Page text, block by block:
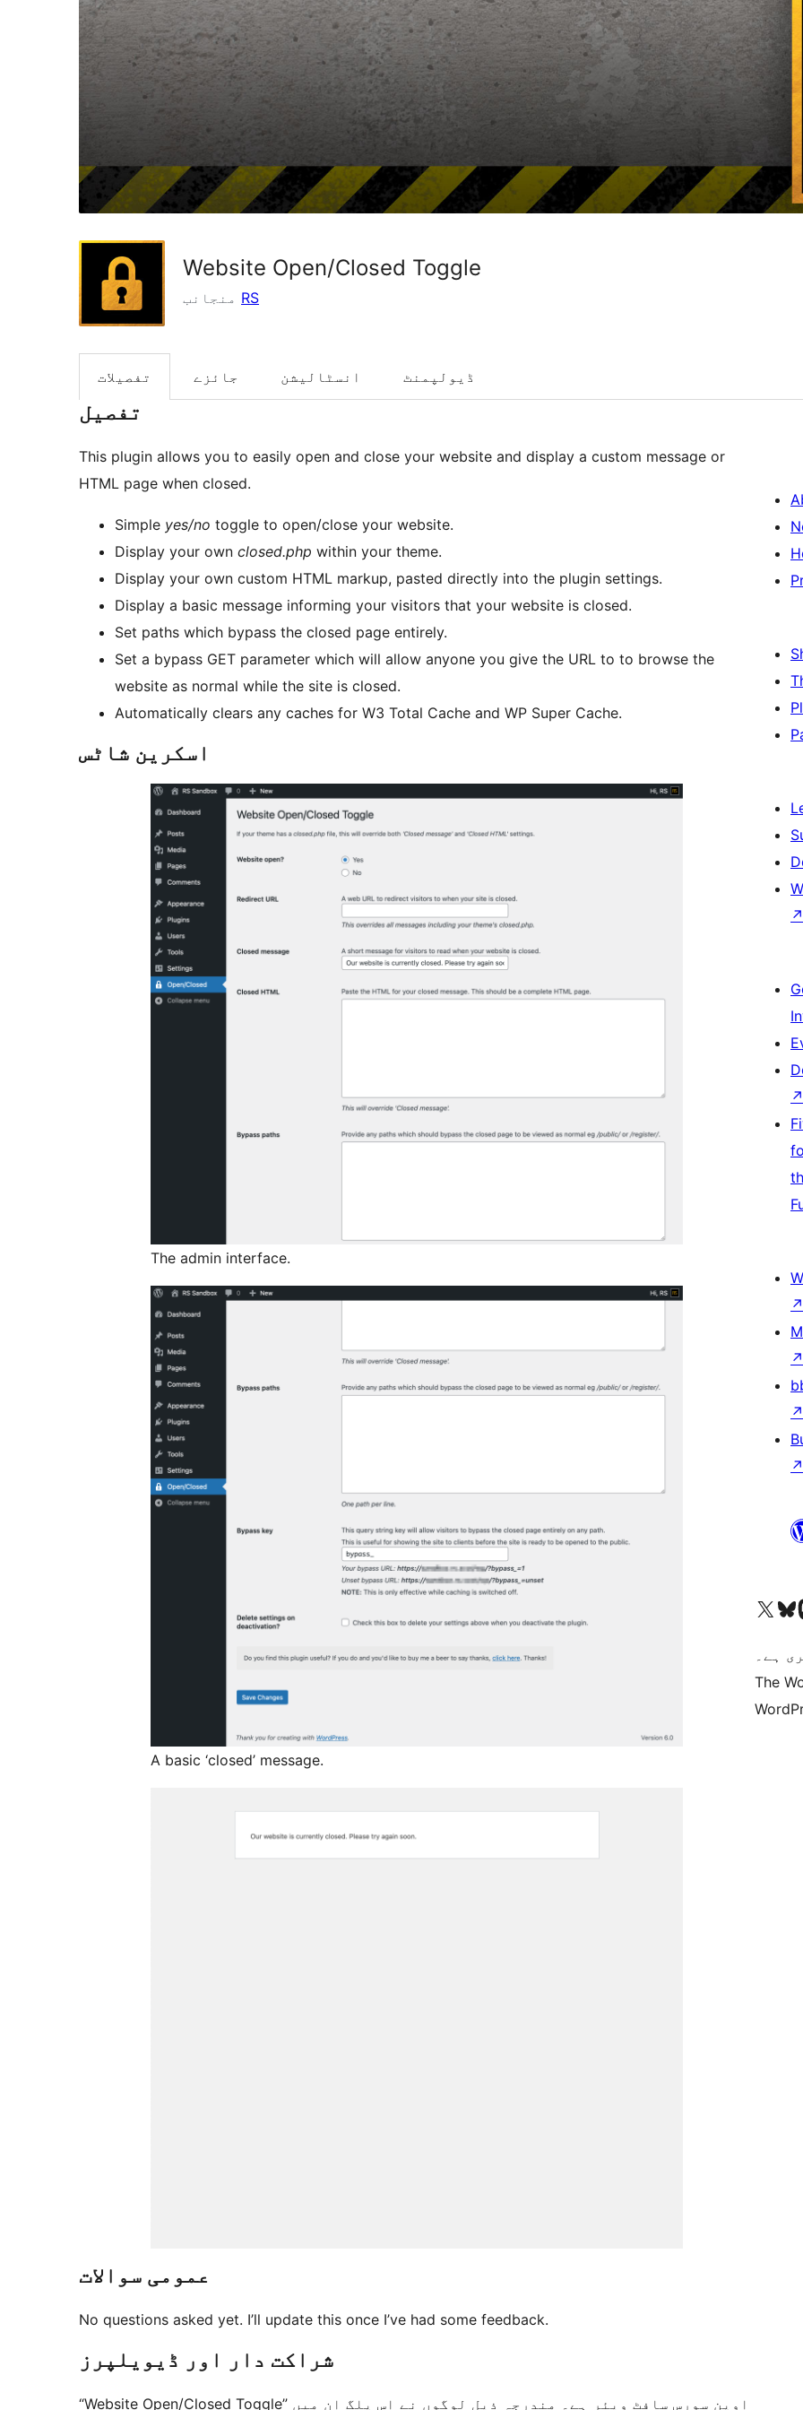
Website Open/Closed Toggle
RS
تفصیلات جائزے انسٹالیشن ڈیولپمنٹ
تفصیل
This plugin allows you to easily open and close your website and display a custom message or
HTML page when closed.
Simple yes/no toggle to open/close your website.
Display your own closed.php within your theme.
Display your own custom HTML markup, pasted directly into the plugin settings.
Display a basic message informing your visitors that your website is closed.
Set paths which bypass the closed page entirely.
Set a bypass GET parameter which will allow anyone you give the URL to to browse the
website as normal while the site is closed.
Automatically clears any caches for W3 Total Cache and WP Super Cache.
اسکرین شاٹس
The admin interface.
A basic ‘closed’ message.
عمومی سوالات
No questions asked yet. I’ll update this once I’ve had some feedback.
شراکت دار اور ڈیویلپرز
“Website Open/Closed Toggle” اوپن سورس سافٹ ویئر ہے۔ مندرجہ ذیل لوگوں نے اس پلگ ان میں
↗
↗
↗
↗
↗
↗
Visit our Xپر جائیں
ہے۔
The